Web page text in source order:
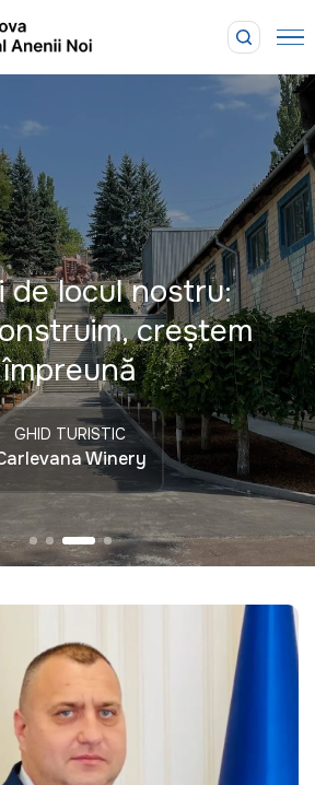
de locul nostru:
creștem
împreună
GHID TURISTIC
Winery